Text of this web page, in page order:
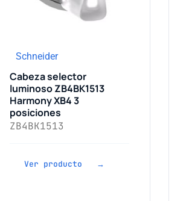
Schneider
Cabeza selector
luminoso ZB4BK1513
Harmony XB4 3
posiciones
ZB4BK1513
Ver producto →